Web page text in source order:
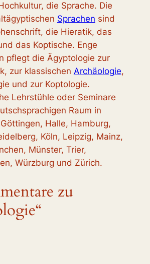
die Sprache. Die
Sprachen sind
die Hieratik, das
das Koptische. Enge
pflegt die Ägyptologie zur
zur klassischen Archäologie,
und zur Koptologie.
Lehrstühle oder Seminare
Raum in
Halle, Hamburg,
Köln, Leipzig, Mainz,
Münster, Trier,
Würzburg und Zürich.
zu